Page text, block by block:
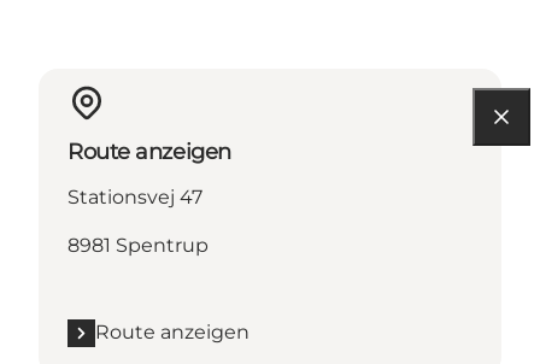
Route anzeigen
Stationsvej 47
8981 Spentrup
Route anzeigen